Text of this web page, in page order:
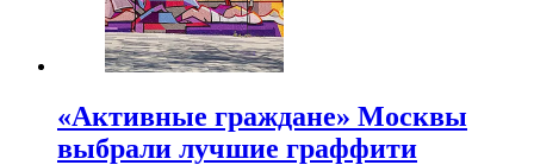
«Активные граждане» Москвы
выбрали лучшие граффити